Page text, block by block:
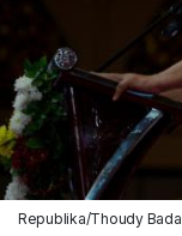
Republika/Thoudy